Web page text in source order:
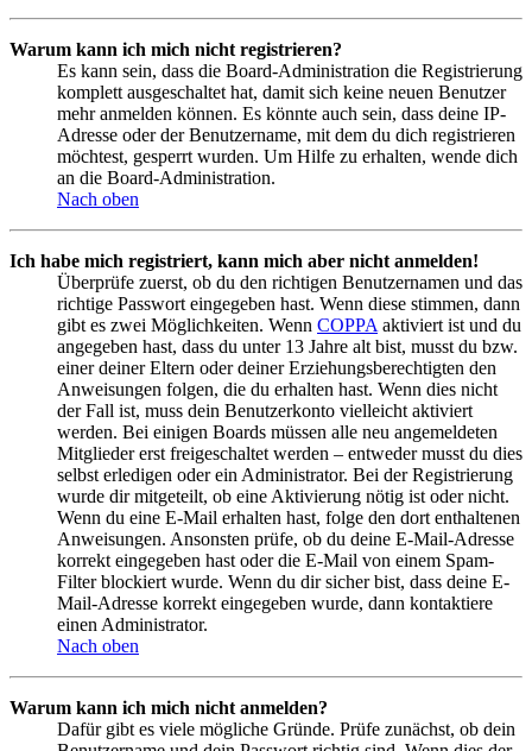
Warum kann ich mich nicht registrieren?
Es kann sein, dass die Board-Administration die Registrierung
komplett ausgeschaltet hat, damit sich keine neuen Benutzer
mehr anmelden können. Es könnte auch sein, dass deine IP-
Adresse oder der Benutzername, mit dem du dich registrieren
möchtest, gesperrt wurden. Um Hilfe zu erhalten, wende dich
an die Board-Administration.
Nach oben
Ich habe mich registriert, kann mich aber nicht anmelden!
Überprüfe zuerst, ob du den richtigen Benutzernamen und das
richtige Passwort eingegeben hast. Wenn diese stimmen, dann
gibt es zwei Möglichkeiten. Wenn COPPA aktiviert ist und du
angegeben hast, dass du unter 13 Jahre alt bist, musst du bzw.
einer deiner Eltern oder deiner Erziehungsberechtigten den
Anweisungen folgen, die du erhalten hast. Wenn dies nicht
der Fall ist, muss dein Benutzerkonto vielleicht aktiviert
werden. Bei einigen Boards müssen alle neu angemeldeten
Mitglieder erst freigeschaltet werden – entweder musst du dies
selbst erledigen oder ein Administrator. Bei der Registrierung
wurde dir mitgeteilt, ob eine Aktivierung nötig ist oder nicht.
Wenn du eine E-Mail erhalten hast, folge den dort enthaltenen
Anweisungen. Ansonsten prüfe, ob du deine E-Mail-Adresse
korrekt eingegeben hast oder die E-Mail von einem Spam-
Filter blockiert wurde. Wenn du dir sicher bist, dass deine E-
Mail-Adresse korrekt eingegeben wurde, dann kontaktiere
einen Administrator.
Nach oben
Warum kann ich mich nicht anmelden?
Dafür gibt es viele mögliche Gründe. Prüfe zunächst, ob dein